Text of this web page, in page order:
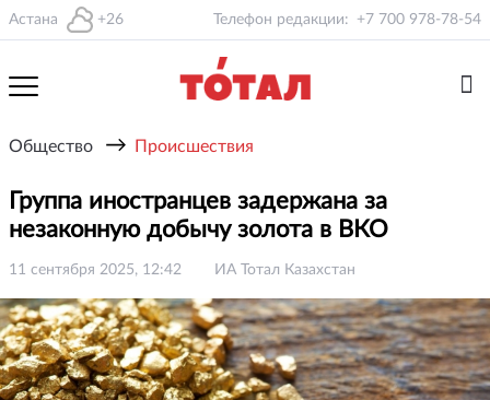
Астана +26 Телефон редакции: +7 700 978-78-54
Общество → Происшествия
Группа иностранцев задержана за
незаконную добычу золота в ВКО
11 сентября 2025, 12:42 ИА Тотал Казахстан